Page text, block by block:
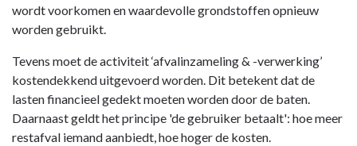
wordt voorkomen en waardevolle grondstoffen opnieuw
worden gebruikt.
Tevens moet de activiteit ‘afvalinzameling & -verwerking’
kostendekkend uitgevoerd worden. Dit betekent dat de
lasten financieel gedekt moeten worden door de baten.
Daarnaast geldt het principe 'de gebruiker betaalt': hoe meer
restafval iemand aanbiedt, hoe hoger de kosten.